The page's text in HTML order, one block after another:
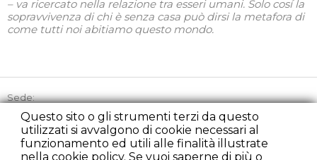
Questo sito o gli strumenti terzi da questo
utilizzati si avvalgono di cookie necessari al
funzionamento ed utili alle finalità illustrate
nella cookie policy. Se vuoi saperne di più o
– va ricercato nella relazione tra esseri umani. Solo cosí la
sopravvivenza di chi è senza casa può dirsi la metafora di
come tutti noi abitiamo questo mondo.
Sede:
Via Picozzi 21, 20131 Milano
Tel:+39 02 45863842
Cell:+39 348 2235107
Fax:+39 02 22225279